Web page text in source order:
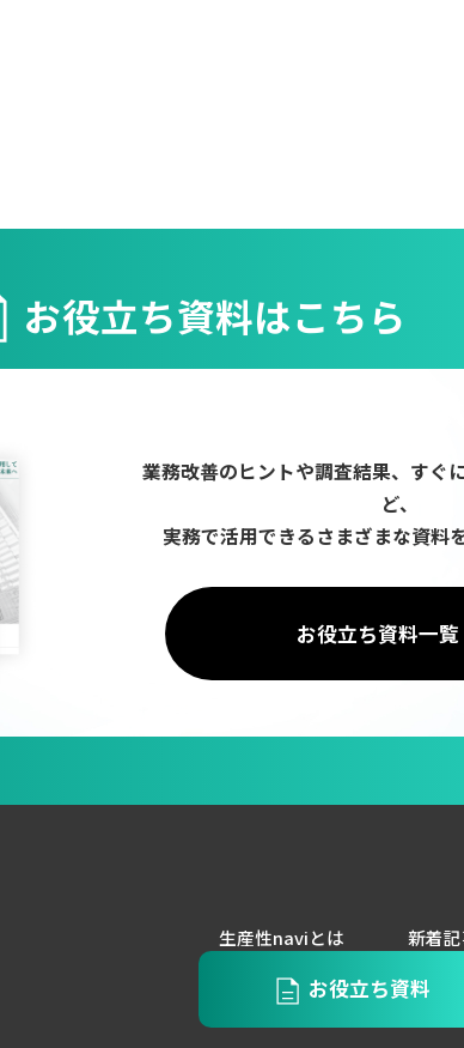
お役立ち資料はこちら
業務改善のヒントや調査結果、すぐ
ど、
実務で活用できるさまざまな資料
お役立ち資料一覧
生産性naviとは 新着
お役立ち資料